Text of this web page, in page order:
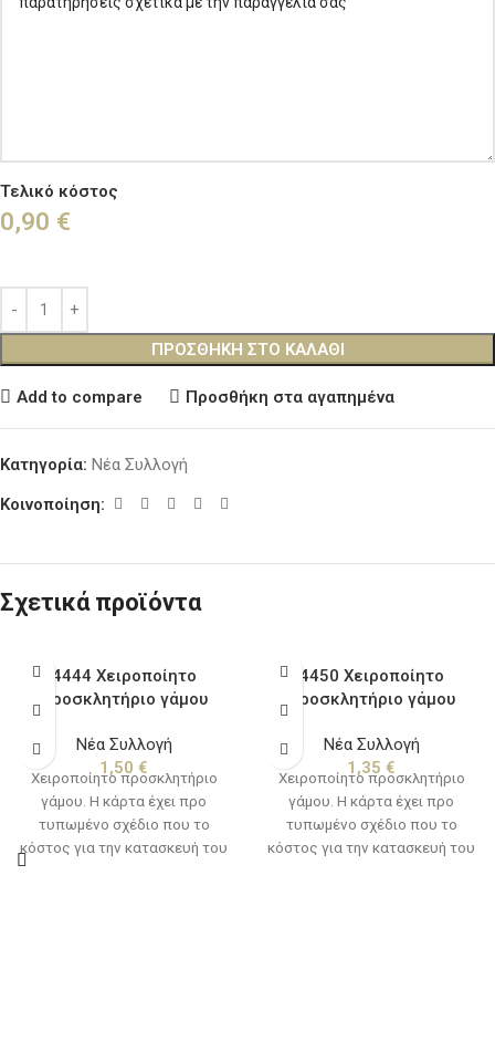
Τελικό κόστος
0,90 €
ΠΡΟΣΘΉΚΗ ΣΤΟ ΚΑΛΆΘΙ
Add to compare Προσθήκη στα αγαπημένα
Κατηγορία: Νέα Συλλογή
Κοινοποίηση:
Σχετικά προϊόντα
4444 Χειροποίητο
προσκλητήριο γάμου
Νέα Συλλογή
1,50 €
Χειροποίητο προσκλητήριο
γάμου. Η κάρτα έχει προ
τυπωμένο σχέδιο που το
κόστος για την κατασκευή του
συμπεριλαμβάνεται στην τιμή
4450 Χειροποίητο
προσκλητήριο γάμου
Νέα Συλλογή
1,35 €
Χειροποίητο προσκλητήριο
γάμου. Η κάρτα έχει προ
τυπωμένο σχέδιο που το
κόστος για την κατασκευή του